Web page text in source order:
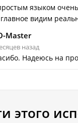
языком
видим
Master
назад
Надеюсь на
этого